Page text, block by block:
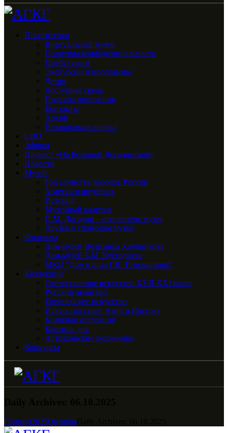
Посетителям
Виртуальный музей
Политика конфиденциальности
Прейскурант
Экскурсии и программы
Детям
Доступная среда
Правила посещения
Контакты
Архив
Независимая оценка
СВО
Афиша
Подкаст «На Большой Догадинской»
Новости
Музей
Год единства народов России
Заметки о шедеврах
История
Музейный квартал
П.М. Догадин – основатель музея
Друзья и спонсоры музея
Филиалы
Дом-музей Велимира Хлебникова
Дом-музей Б.М. Кустодиева
МКЦ “Дом купца Г.В. Тетюшинова”
Коллекции
Отечественное искусство XVII-XXI веков
Русский авангард
Европейское искусство
Искусство стран Азии и Востока
Книжная коллекция
Картина дня
Астраханские художники
Конкурсы
Главная2025Октябрь